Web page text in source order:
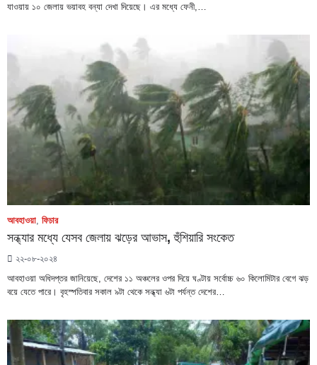
যাওয়ায় ১০ জেলায় ভয়াবহ বন্যা দেখা দিয়েছে। এর মধ্যে ফেনী,…
আবহাওয়া, ফিচার
সন্ধ্যার মধ্যে যেসব জেলায় ঝড়ের আভাস, হুঁশিয়ারি সংকেত
২২-০৮-২০২৪
আবহাওয়া অধিদপ্তর জানিয়েছে, দেশের ১১ অঞ্চলের ওপর দিয়ে ঘণ্টায় সর্বোচ্চ ৬০ কিলোমিটার বেগে ঝড়
বয়ে যেতে পারে। বৃহস্পতিবার সকাল ৯টা থেকে সন্ধ্যা ৬টা পর্যন্ত দেশের…